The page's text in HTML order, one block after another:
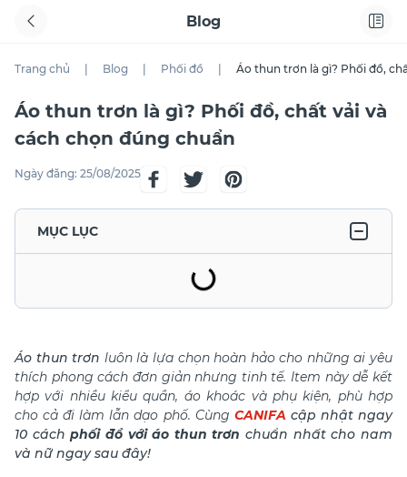
Blog
Trang chủ Blog Phối đồ Áo thun trơn là gì? Phối đồ,
Áo thun trơn là gì? Phối đồ, chất vải và
cách chọn đúng chuẩn
Ngày đăng: 25/08/2025
MỤC LỤC
Áo thun trơn luôn là lựa chọn hoàn hảo cho những ai yêu
thích phong cách đơn giản nhưng tinh tế. Item này dễ kết
hợp với nhiều kiểu quần, áo khoác và phụ kiện, phù hợp
cho cả đi làm lẫn dạo phố. Cùng CANIFA cập nhật ngay
10 cáchphối đồ với áo thun trơn chuẩn nhất cho nam
và nữ ngay sau đây!